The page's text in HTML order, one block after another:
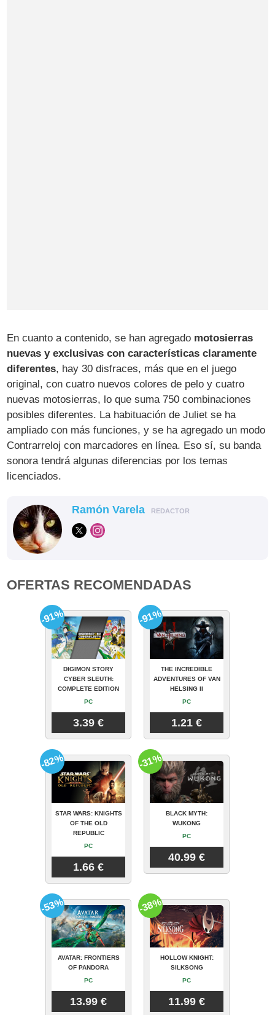
En cuanto a contenido, se han agregado motosierras
nuevas y exclusivas con características claramente
diferentes, hay 30 disfraces, más que en el juego
original, con cuatro nuevos colores de pelo y cuatro
nuevas motosierras, lo que suma 750 combinaciones
posibles diferentes. La habituación de Juliet se ha
ampliado con más funciones, y se ha agregado un modo
Contrarreloj con marcadores en línea. Eso sí, su banda
sonora tendrá algunas diferencias por los temas
licenciados.
Ramón Varela REDACTOR
OFERTAS RECOMENDADAS
DIGIMON STORY
CYBER SLEUTH:
COMPLETE EDITION
PC
3.39 €
-91%
THE INCREDIBLE
ADVENTURES OF VAN
HELSING II
PC
1.21 €
-91%
STAR WARS: KNIGHTS
OF THE OLD
REPUBLIC
PC
1.66 €
-82%
BLACK MYTH:
WUKONG
PC
40.99 €
-31%
AVATAR: FRONTIERS
OF PANDORA
PC
13.99 €
-53%
HOLLOW KNIGHT:
SILKSONG
PC
11.99 €
-38%